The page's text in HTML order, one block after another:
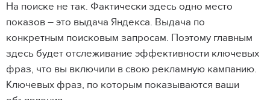
На поиске не так. Фактически здесь одно место
показов – это выдача Яндекса. Выдача по
конкретным поисковым запросам. Поэтому главным
здесь будет отслеживание эффективности ключевых
фраз, что вы включили в свою рекламную кампанию.
Ключевых фраз, по которым показываются ваши